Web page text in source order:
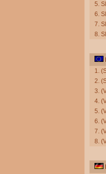
5.
6.
7.
8.
1.
2.
3.
4.
5.
6.
7.
8.